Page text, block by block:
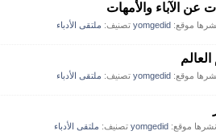
عن الآباء والأمهات
موقع: yomgedid تصنيف: ملتقى الأدباء
موقع: yomgedid تصنيف: ملتقى الأدباء
نشرها موقع: yomgedid تصنيف: ملتقى الأدباء